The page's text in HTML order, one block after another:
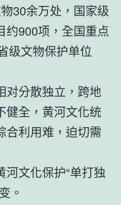
30余万处，国家级
约900项，全国重点
级文物保护单位
对分散独立，跨地
健全，黄河文化统
合利用难，迫切需
文化保护“单打独
。